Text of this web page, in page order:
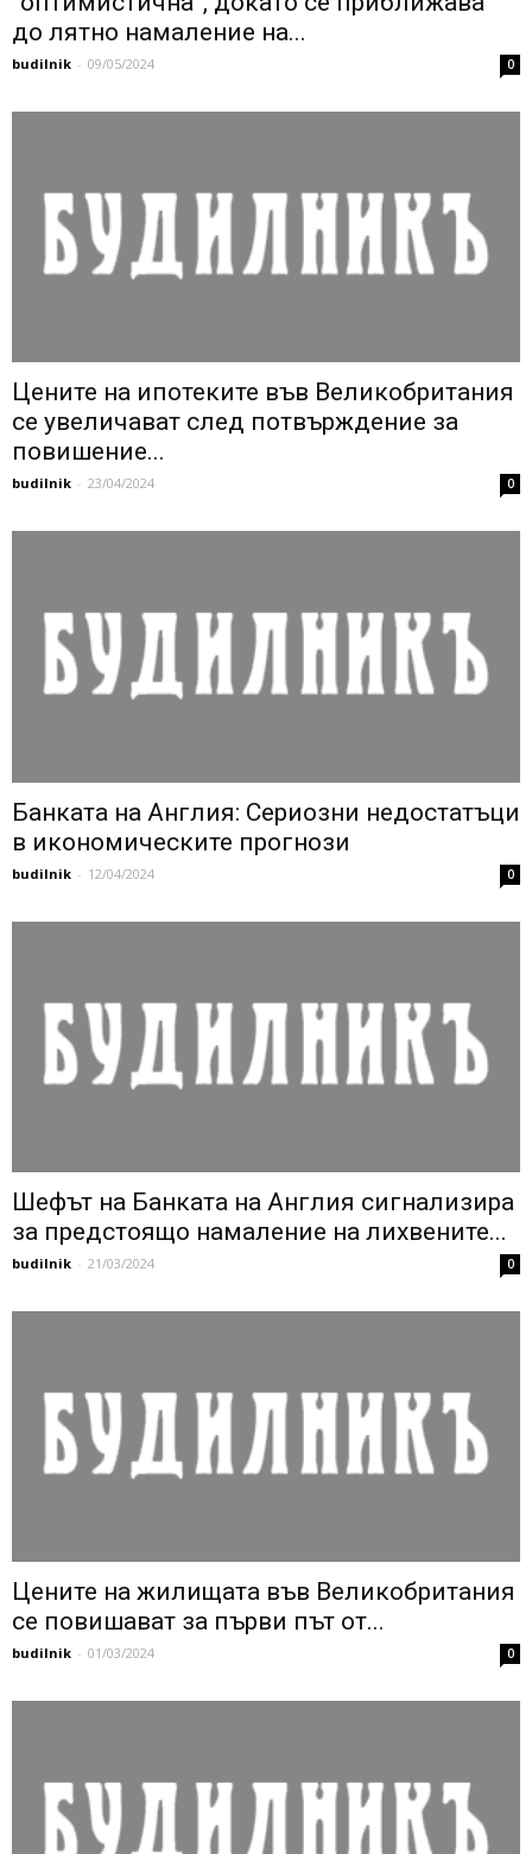
до лятно намаление на...
budilnik - 09/05/2024 0
Цените на ипотеките във Великобритания
се увеличават след потвърждение за
повишение...
budilnik - 23/04/2024 0
Банката на Англия: Сериозни недостатъци
в икономическите прогнози
budilnik - 12/04/2024 0
Шефът на Банката на Англия сигнализира
за предстоящо намаление на лихвените...
budilnik - 21/03/2024 0
Цените на жилищата във Великобритания
се повишават за първи път от...
budilnik - 01/03/2024 0